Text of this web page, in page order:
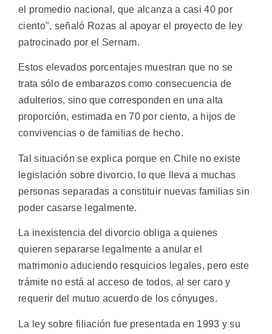
el promedio nacional, que alcanza a casi 40 por
ciento", señaló Rozas al apoyar el proyecto de ley
patrocinado por el Sernam.
Estos elevados porcentajes muestran que no se
trata sólo de embarazos como consecuencia de
adulterios, sino que corresponden en una alta
proporción, estimada en 70 por ciento, a hijos de
convivencias o de familias de hecho.
Tal situación se explica porque en Chile no existe
legislación sobre divorcio, lo que lleva a muchas
personas separadas a constituir nuevas familias sin
poder casarse legalmente.
La inexistencia del divorcio obliga a quienes
quieren separarse legalmente a anular el
matrimonio aduciendo resquicios legales, pero este
trámite no está al acceso de todos, al ser caro y
requerir del mutuo acuerdo de los cónyuges.
La ley sobre filiación fue presentada en 1993 y su